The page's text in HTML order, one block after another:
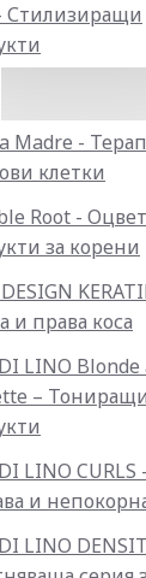
Стилизиращи
Madre -
клетки
Root -
за корени
и права коса
LINO Blonde
– Тониращи
LINO CURLS
и
LINO